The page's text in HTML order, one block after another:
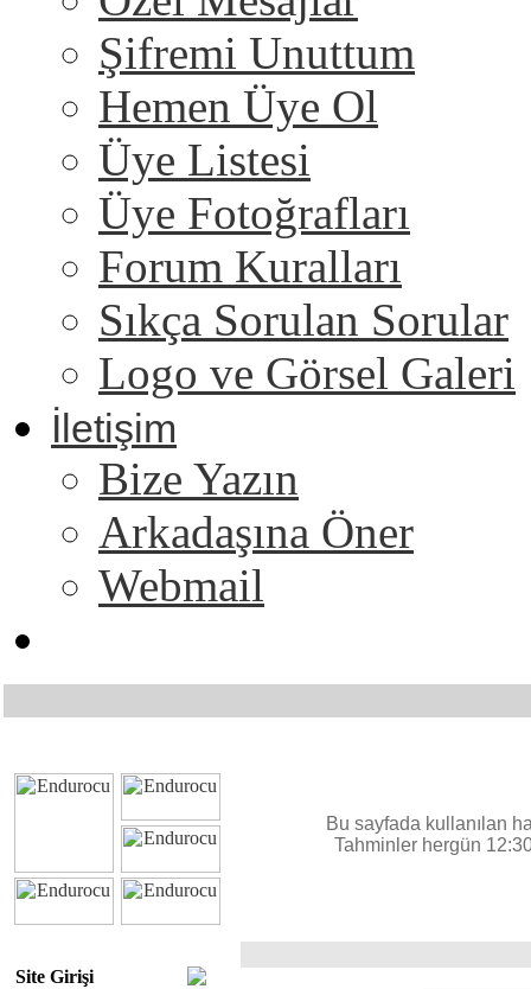
Şifremi Unuttum
Hemen Üye Ol
Üye Listesi
Üye Fotoğrafları
Forum Kuralları
Sıkça Sorulan Sorular
Logo ve Görsel Galeri
İletişim
Bize Yazın
Arkadaşına Öner
Webmail
Site Girişi
Bu sayfada kullanılan
Tahminler hergün